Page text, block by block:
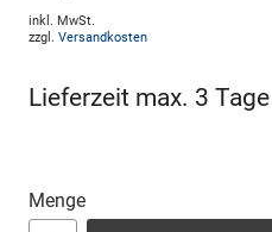
inkl. MwSt.
zzgl. Versandkosten
Lieferzeit max. 3
Menge